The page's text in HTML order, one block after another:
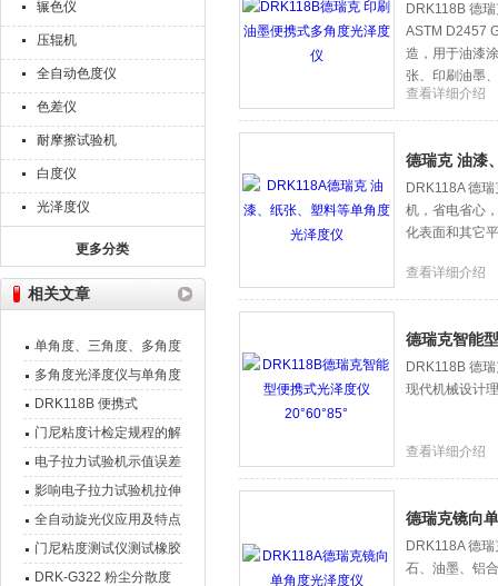
辗色仪
压辊机
全自动色度仪
色差仪
耐摩擦试验机
白度仪
光泽度仪
更多分类
相关文章
单角度、三角度、多角度
镜向光泽度仪的区别解析
多角度光泽度仪与单角度
光泽度仪的区别
DRK118B 便携式
20/60/85光泽度仪
门尼粘度计检定规程的解
说
电子拉力试验机示值误差
的排查方式
影响电子拉力试验机拉伸
测量结果的关键因素
全自动旋光仪应用及特点
门尼粘度测试仪测试橡胶
胶料焦烧方法步骤
DRK-G322 粉尘分散度
DRK118B 德
ASTM D2457
造，用于油漆
张、印刷油墨
查看详细介绍
德瑞克 油漆
DRK118A 德
机，省电省心
化表面和其它
查看详细介绍
德瑞克智能
DRK118B 德
现代机械设计
查看详细介绍
德瑞克镜向
DRK118A 德
石、油墨、铝